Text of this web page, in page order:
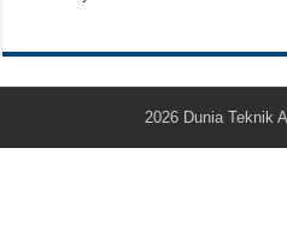
2026 Dunia Teknik